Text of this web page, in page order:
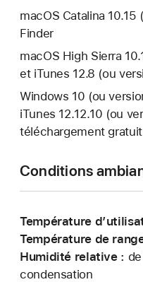
macOS Catalina
Finder
macOS High Sierra
et iTunes 12.8 (ou
Windows 10 (ou
iTunes 12.12.10 (ou
téléchargement
Conditions
Température
Température de
Humidité relative :
condensation